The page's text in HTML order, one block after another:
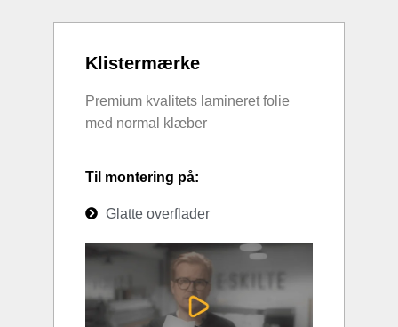
Klistermærke
Premium kvalitets lamineret folie
med normal klæber
Til montering på:
Glatte overflader